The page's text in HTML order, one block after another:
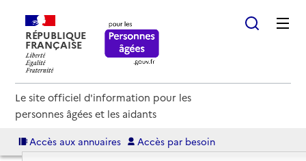
RÉPUBLIQUE
FRANÇAISE
Le site officiel d'information pour les
personnes âgées et les aidants
Accès aux annuaires Accès par besoin